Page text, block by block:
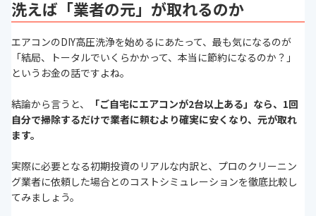
洗えば「業者の元」が取れるのか
エアコンのDIY高圧洗浄を始めるにあたって、最も気になるのが
「結局、トータルでいくらかかって、本当に節約になるのか？」
というお金の話ですよね。
結論から言うと、
「ご自宅にエアコンが2台以上ある」なら、1回
自分で掃除するだけで業者に頼むより確実に安くなり、元が取れ
ます。
実際に必要となる初期投資のリアルな内訳と、プロのクリーニン
グ業者に依頼した場合とのコストシミュレーションを徹底比較し
てみましょう。